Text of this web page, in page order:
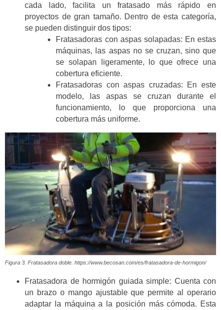
cada lado, facilita un fratasado más rápido en
proyectos de gran tamaño. Dentro de esta categoría,
se pueden distinguir dos tipos:
Fratasadoras con aspas solapadas: En estas
máquinas, las aspas no se cruzan, sino que
se solapan ligeramente, lo que ofrece una
cobertura eficiente.
Fratasadoras con aspas cruzadas: En este
modelo, las aspas se cruzan durante el
funcionamiento, lo que proporciona una
cobertura más uniforme.
Figura 3. Fratasadora doble. https://www.becosan.com/es/fratasadora-de-hormigon/
Fratasadora de hormigón guiada simple: Cuenta con
un brazo o mango ajustable que permite al operario
adaptar la máquina a la posición más cómoda. Esta